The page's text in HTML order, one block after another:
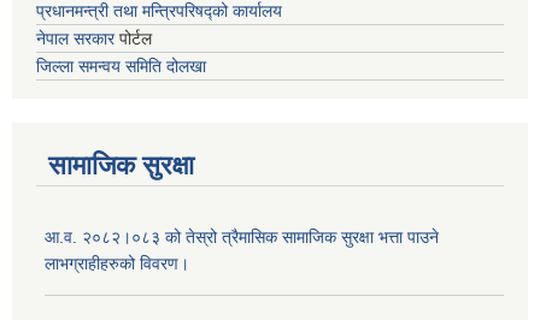
प्रधानमन्त्री तथा मन्त्रिपरिषद्को कार्यालय
नेपाल सरकारपोर्टल
जिल्ला समन्वय समिति दोलखा
सामाजिक सुरक्षा
आ.व. २०८२।०८३ को तेस्रो त्रैमासिक सामाजिक सुरक्षा भत्ता पाउने
लाभग्राहीहरुको विवरण।